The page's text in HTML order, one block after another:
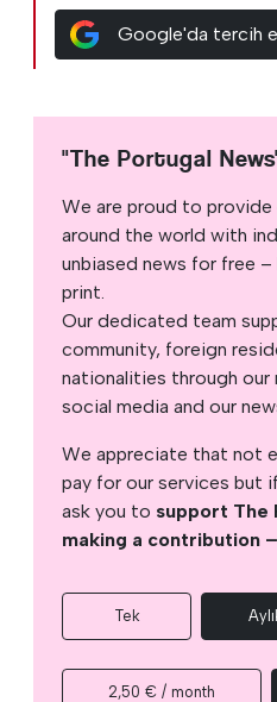
Google'da tercih
"The Portugal
We are proud to provide
around the world with
unbiased news for free
print.
Our dedicated team
community, foreign
nationalities through our
social media and our
We appreciate that not
pay for our services but
ask you to support The
making a contribution
Tek
2,50 € / month